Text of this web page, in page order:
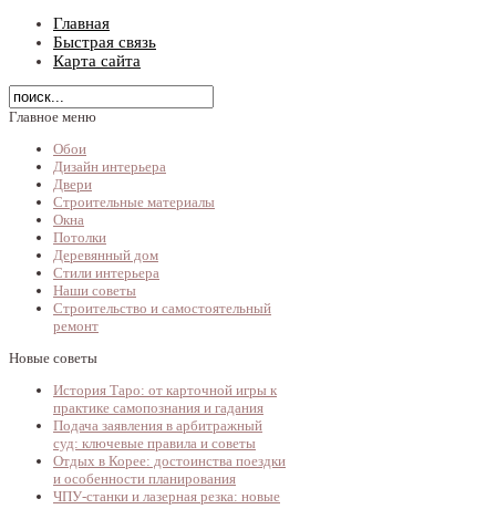
Главная
Быстрая связь
Карта сайта
Главное меню
Обои
Дизайн интерьера
Двери
Строительные материалы
Окна
Потолки
Деревянный дом
Стили интерьера
Наши советы
Строительство и самостоятельный
ремонт
Новые советы
История Таро: от карточной игры к
практике самопознания и гадания
Подача заявления в арбитражный
суд: ключевые правила и советы
Отдых в Корее: достоинства поездки
и особенности планирования
ЧПУ-станки и лазерная резка: новые